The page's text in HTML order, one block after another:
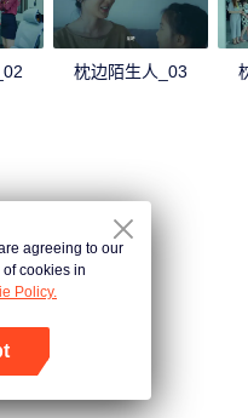
枕边陌生人_03
agreeing to our
cookies in
Policy.